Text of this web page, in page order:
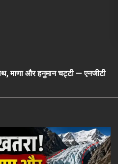
माणा और हनुमान चट्टी — एनजीटी